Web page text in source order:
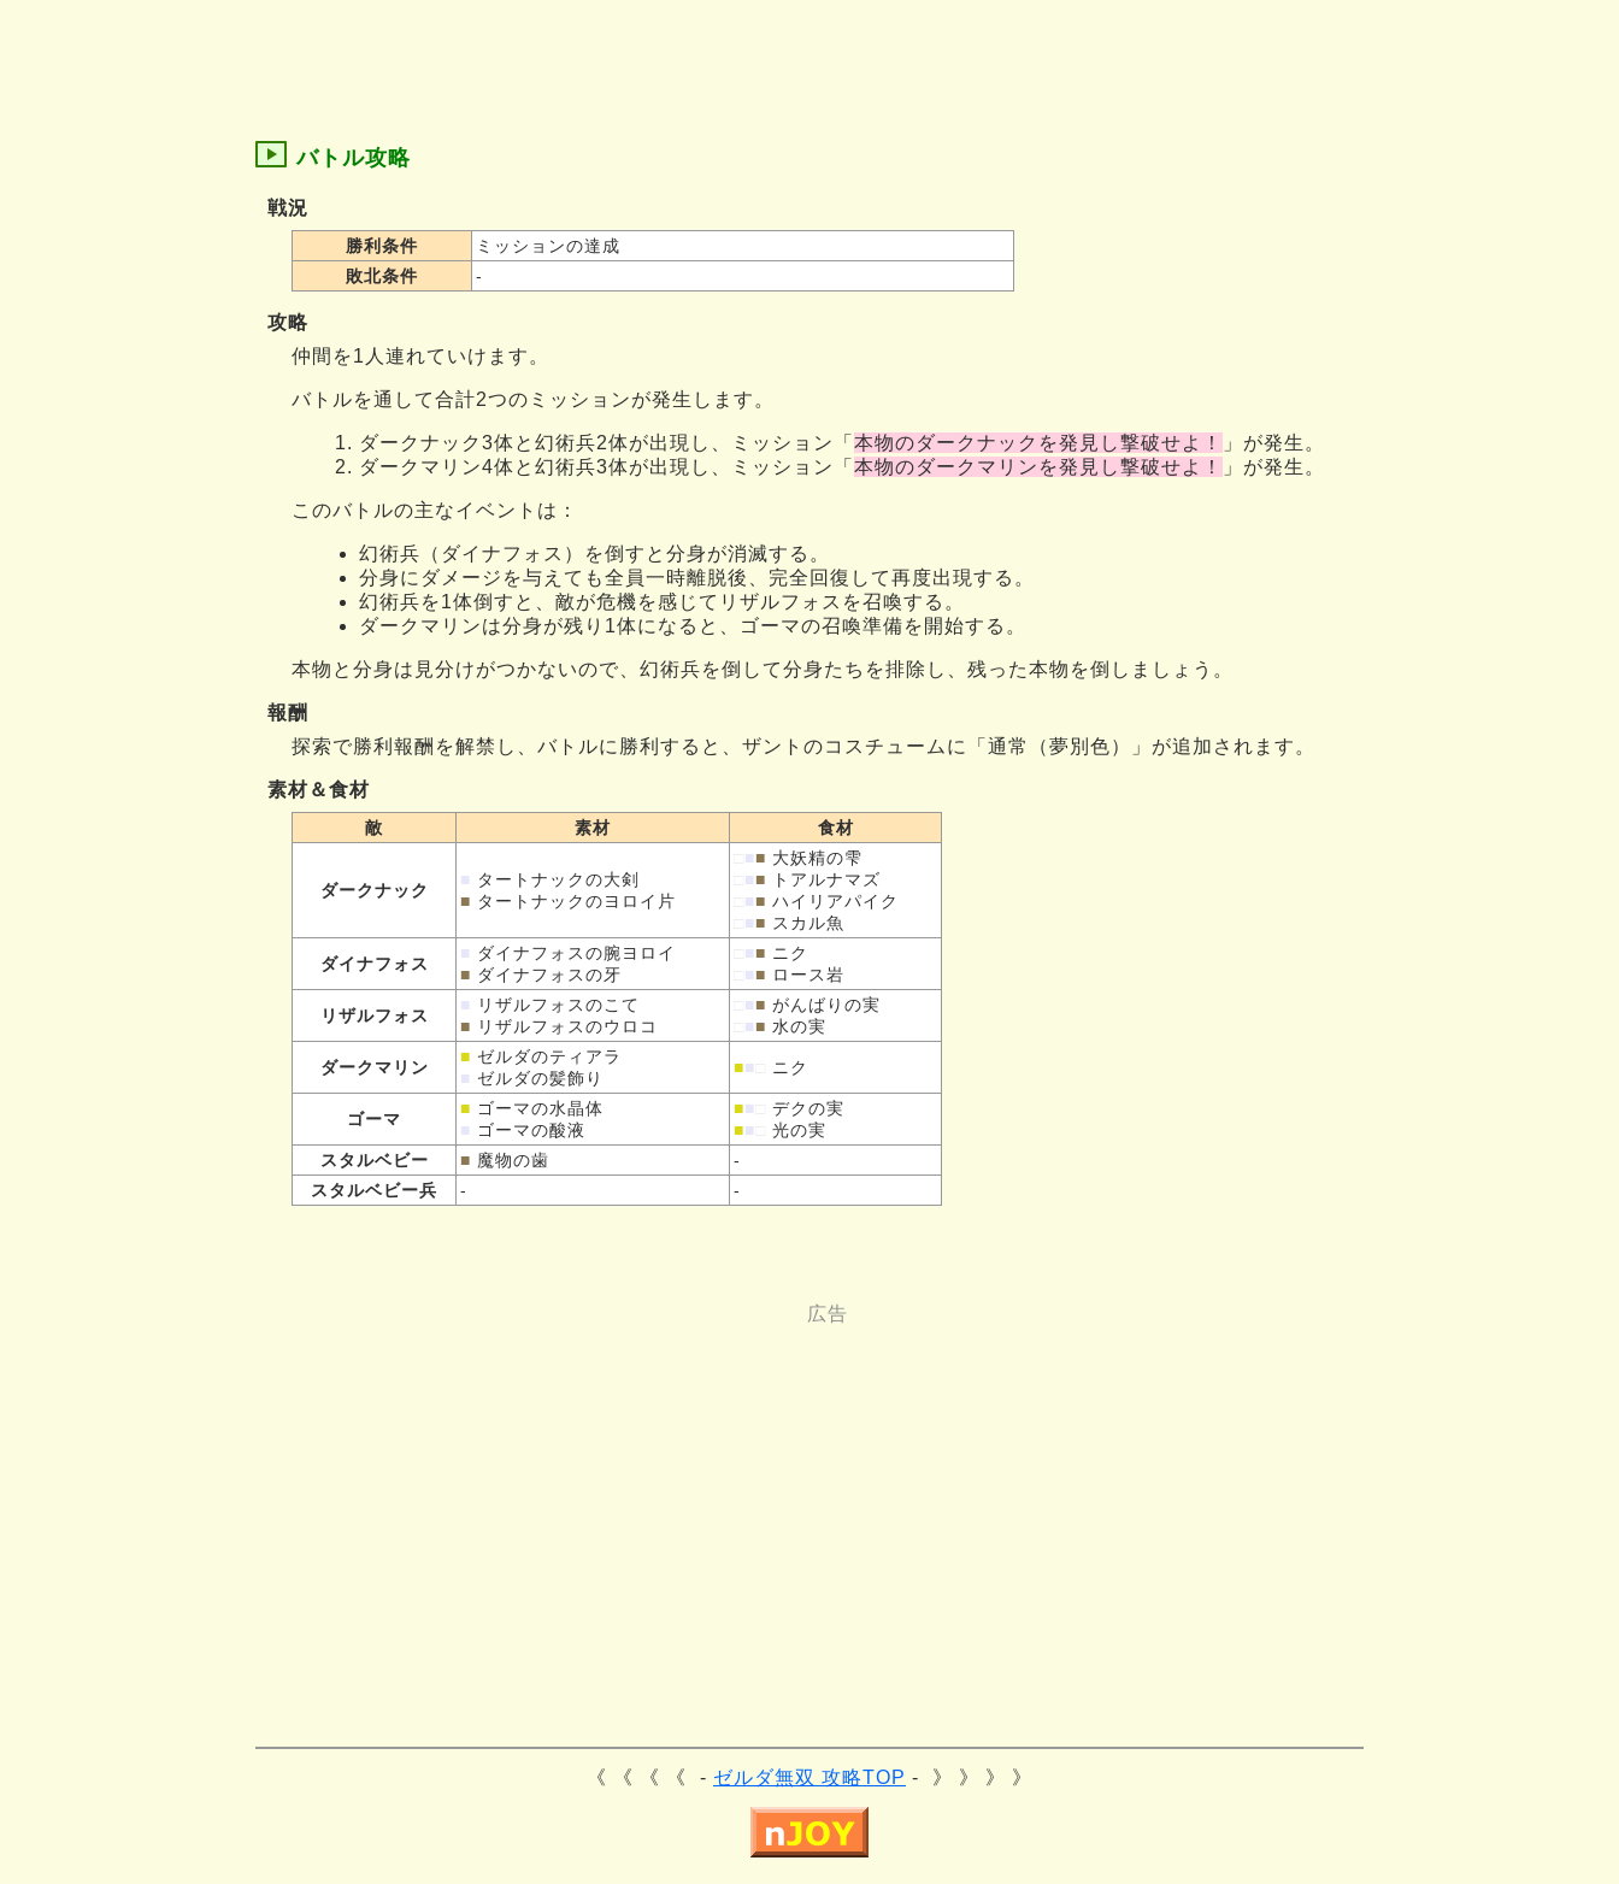
バトル攻略
戦況
勝利条件
ミッションの達成
敗北条件
-
攻略
仲間を1人連れていけます。
バトルを通して合計2つのミッションが発生します。
ダークナック3体と幻術兵2体が出現し、ミッション「 本物のダークナックを発見し撃破せよ！
」が発生。
ダークマリン4体と幻術兵3体が出現し、ミッション「 本物のダークマリンを発見し撃破せよ！ 」が発生。
このバトルの主なイベントは：
幻術兵（ダイナフォス）を倒すと分身が消滅する。
分身にダメージを与えても全員一時離脱後、完全回復して再度出現する。
幻術兵を1体倒すと、敵が危機を感じてリザルフォスを召喚する。
ダークマリンは分身が残り1体になると、ゴーマの召喚準備を開始する。
本物と分身は見分けがつかないので、幻術兵を倒して分身たちを排除し、残った本物を倒しましょう。
報酬
探索で勝利報酬を解禁し、バトルに勝利すると、ザントのコスチュームに「通常（夢別色）」が追加されます。
素材＆食材
敵 素材 食材
ダークナック
■ タートナックの大剣
■ タートナックのヨロイ片
■■ 大妖精の雫
■■ トアルナマズ
■■ ハイリアパイク
■■ スカル魚
ダイナフォス
■ ダイナフォスの腕ヨロイ
■ ダイナフォスの牙
■■ ニク
■■ ロース岩
リザルフォス
■ リザルフォスのこて
■ リザルフォスのウロコ
■■ がんばりの実
■■ 水の実
ダークマリン
■ ゼルダのティアラ
■ ゼルダの髪飾り
■■ ニク
ゴーマ
■ ゴーマの水晶体
■ ゴーマの酸液
■■
デクの実
■■
光の実
スタルベビー
■ 魔物の歯
-
スタルベビー兵
- -
《 《 《 ゼルダ無双 攻略TOP 》 》 》